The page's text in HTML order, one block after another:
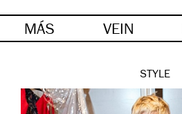
MÁS VEIN
STYLE